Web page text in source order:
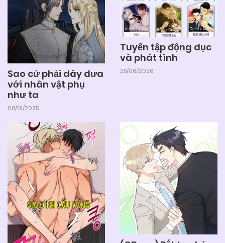
Chapter 78 25/06/2026
Chapter 77 25/06/2026
Chapter 76 25/06/2026
Chapter 75 25/06/2026
Chapter 74 25/06/2026
Chapter 73 25/06/2026
Chapter 72 25/06/2026
Sao cứ phải dây dưa
với nhân vật phụ
như ta
08/01/2025
Tuyển tập động dục
và phát tình
25/06/2026